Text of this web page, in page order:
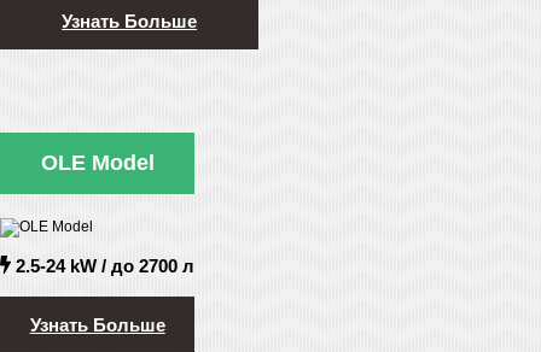
Узнать Больше
OLE Model
2.5-24 kW / до 2700 л
Узнать Больше